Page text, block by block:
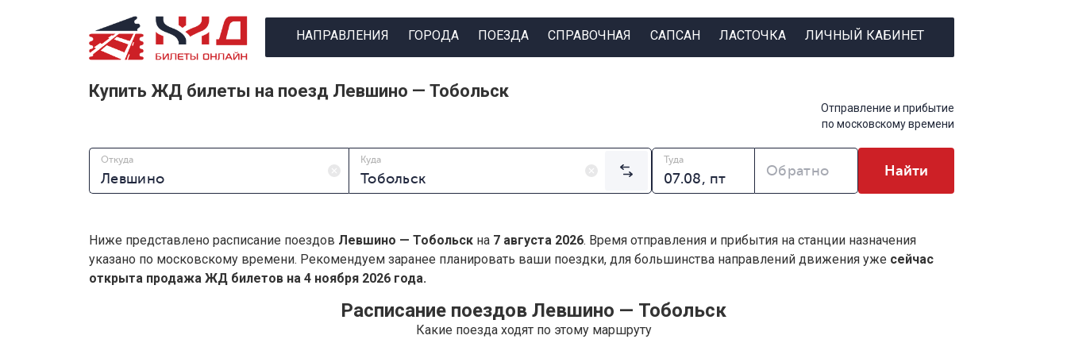
НАПРАВЛЕНИЯ ГОРОДА ПОЕЗДА СПРАВОЧНАЯ САПСАН ЛАСТОЧКА ЛИЧНЫЙ КАБИНЕТ
Купить ЖД билеты на поезд Левшино — Тобольск
Отправление и прибытие
по московскому времени
Откуда Куда Туда
Обратно Найти
Ниже представлено расписание поездов Левшино — Тобольск на 7 августа 2026. Время отправления и прибытия на станции назначения
указано по московскому времени. Рекомендуем заранее планировать ваши поездки, для большинства направлений движения уже сейчас
открыта продажа ЖД билетов на 4 ноября 2026 года.
Расписание поездов Левшино — Тобольск
Какие поезда ходят по этому маршруту